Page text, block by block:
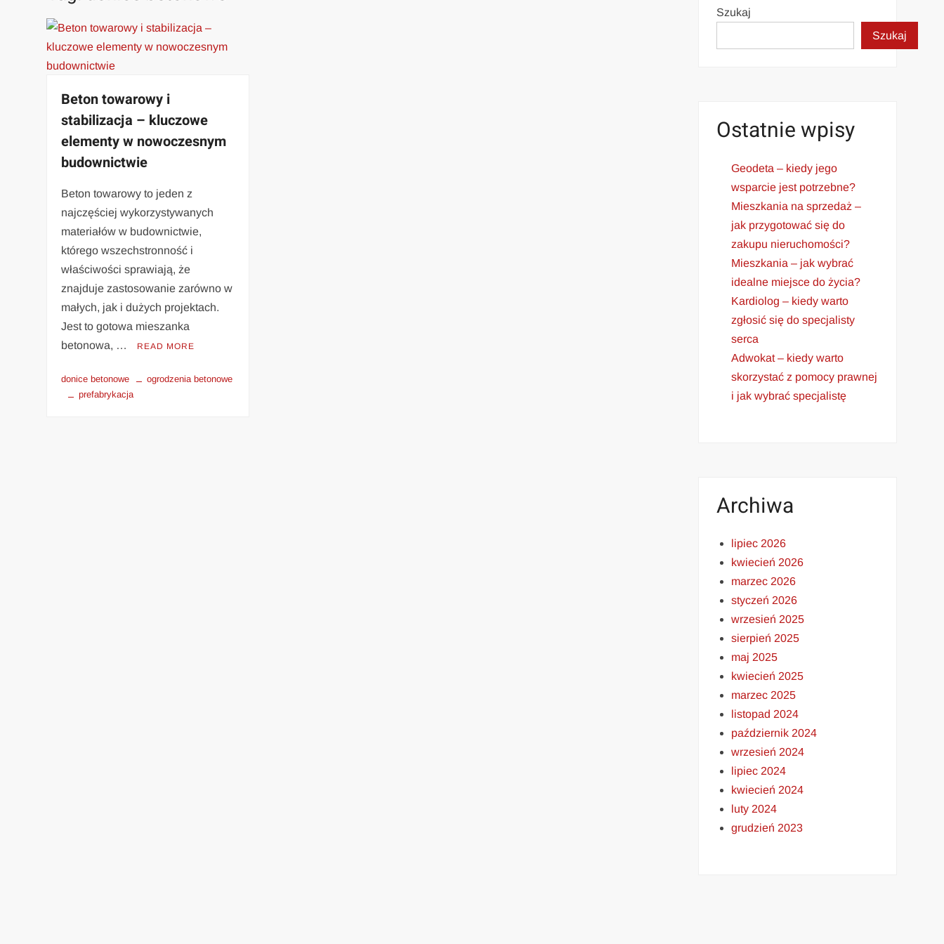
Beton towarowy i
stabilizacja – kluczowe
elementy w nowoczesnym
budownictwie
Beton towarowy to jeden z
najczęściej wykorzystywanych
materiałów w budownictwie,
którego wszechstronność i
właściwości sprawiają, że
znajduje zastosowanie zarówno w
małych, jak i dużych projektach.
Jest to gotowa mieszanka
betonowa, …
READ MORE
donice betonowe
ogrodzenia betonowe
prefabrykacja
Szukaj
Szukaj
Ostatnie wpisy
Geodeta – kiedy jego
wsparcie jest potrzebne?
Mieszkania na sprzedaż –
jak przygotować się do
zakupu nieruchomości?
Mieszkania – jak wybrać
idealne miejsce do życia?
Kardiolog – kiedy warto
zgłosić się do specjalisty
serca
Adwokat – kiedy warto
skorzystać z pomocy prawnej
i jak wybrać specjalistę
Archiwa
lipiec 2026
kwiecień 2026
marzec 2026
styczeń 2026
wrzesień 2025
sierpień 2025
maj 2025
kwiecień 2025
marzec 2025
listopad 2024
październik 2024
wrzesień 2024
lipiec 2024
kwiecień 2024
luty 2024
grudzień 2023